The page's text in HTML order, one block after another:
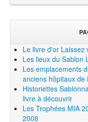
Le livre d'or Laissez
Les lieux du Sablon
Les emplacements
anciens hôpitaux de
Historiettes
livre à découvrir
Les Trophées MIA
2008